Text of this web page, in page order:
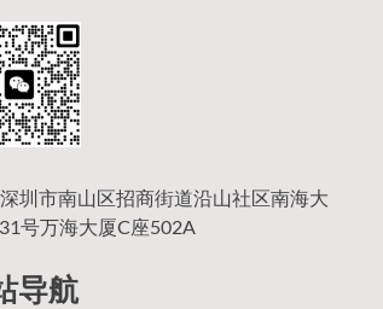
圳市南山区招商街道沿山社区南海大
号万海大厦C座502A
导航